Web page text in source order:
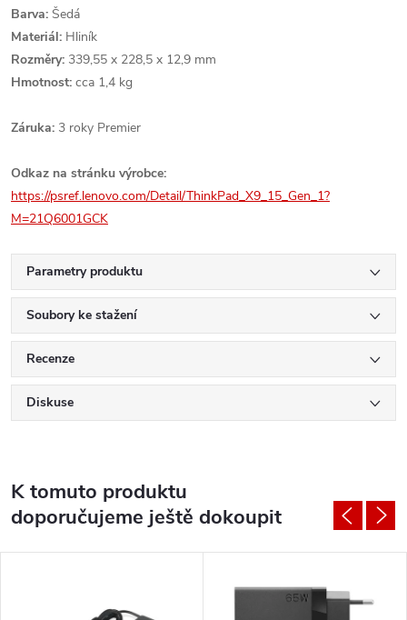
Barva: Šedá
Materiál: Hliník
Rozměry: 339,55 x 228,5 x 12,9 mm
Hmotnost: cca 1,4 kg
Záruka: 3 roky Premier
Odkaz na stránku výrobce:
https://psref.lenovo.com/Detail/ThinkPad_X9_15_Gen_1?
M=21Q6001GCK
Parametry produktu
Soubory ke stažení
Recenze
Diskuse
K tomuto produktu
doporučujeme ještě dokoupit